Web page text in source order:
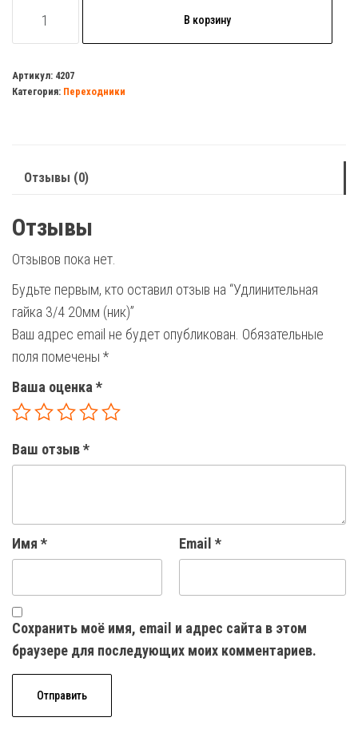
товара
гайка
3/4
В корзину
Артикул: 4207
Категория: Переходники
Отзывы (0)
Отзывы
Отзывов пока нет.
Будьте первым, кто оставил отзыв на “Удлинительная
гайка 3/4 20мм (ник)”
Ваш адрес email не будет опубликован. Обязательные
поля помечены *
Ваша оценка *
Ваш отзыв*
Имя * Email *
Сохранить моё имя, email и адрес сайта в этом
браузере для последующих моих комментариев.